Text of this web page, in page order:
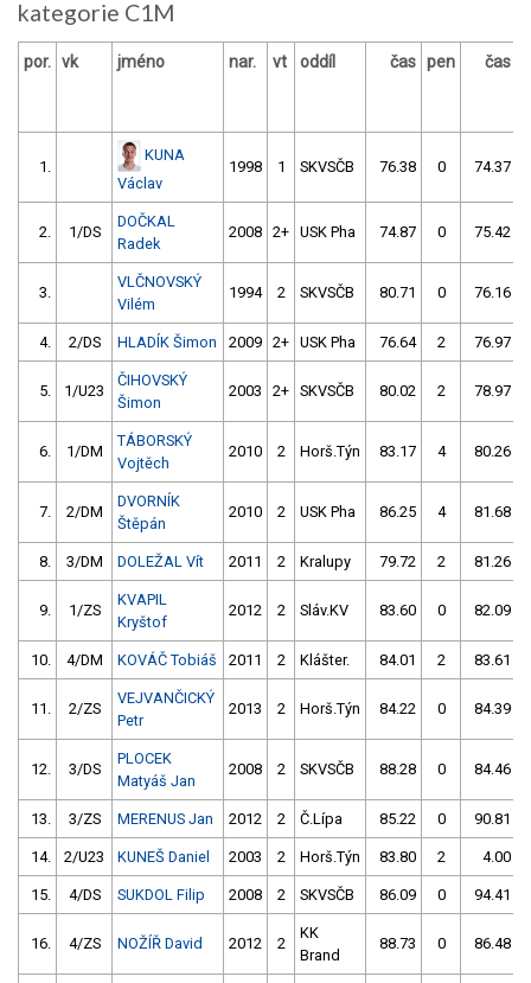
kategorie C1M
por. vk jméno nar. vt oddíl čas pen čas
1.
KUNA
Václav
1998 1 SKVSČB 76.38 0 74.37
2. 1/DS
DOČKAL
Radek
2008 2+ USK Pha 74.87 0 75.42
3.
VLČNOVSKÝ
Vilém
1994 2 SKVSČB 80.71 0 76.16
4. 2/DS HLADÍK Šimon 2009 2+ USK Pha 76.64 2 76.97
5. 1/U23
ČIHOVSKÝ
Šimon
2003 2+ SKVSČB 80.02 2 78.97
6. 1/DM
TÁBORSKÝ
Vojtěch
2010 2 Horš.Týn 83.17 4 80.26
7. 2/DM
DVORNÍK
Štěpán
2010 2 USK Pha 86.25 4 81.68
8. 3/DM DOLEŽAL Vít 2011 2 Kralupy 79.72 2 81.26
9. 1/ZS
KVAPIL
Kryštof
2012 2 Sláv.KV 83.60 0 82.09
10. 4/DM KOVÁČ Tobiáš 2011 2 Klášter. 84.01 2 83.61
11. 2/ZS
VEJVANČICKÝ
Petr
2013 2 Horš.Týn 84.22 0 84.39
12. 3/DS
PLOCEK
Matyáš Jan
2008 2 SKVSČB 88.28 0 84.46
13. 3/ZS MERENUS Jan 2012 2 Č.Lípa 85.22 0 90.81
14. 2/U23 KUNEŠ Daniel 2003 2 Horš.Týn 83.80 2 4.00
15. 4/DS SUKDOL Filip 2008 2 SKVSČB 86.09 0 94.41
16. 4/ZS NOŽÍŘ David 2012 2
KK
Brand
88.73 0 86.48